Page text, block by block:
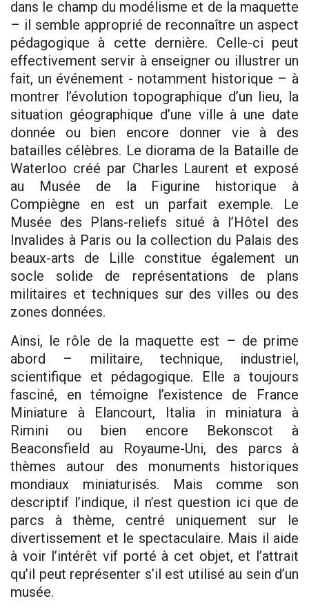
dans le champ du modélisme et de la maquette
– il semble approprié de reconnaître un aspect
pédagogique à cette dernière. Celle-ci peut
effectivement servir à enseigner ou illustrer un
fait, un événement - notamment historique – à
montrer l’évolution topographique d’un lieu, la
situation géographique d’une ville à une date
donnée ou bien encore donner vie à des
batailles célèbres. Le diorama de la Bataille de
Waterloo créé par Charles Laurent et exposé
au Musée de la Figurine historique à
Compiègne en est un parfait exemple. Le
Musée des Plans-reliefs situé à l’Hôtel des
Invalides à Paris ou la collection du Palais des
beaux-arts de Lille constitue également un
socle solide de représentations de plans
militaires et techniques sur des villes ou des
zones données.
Ainsi, le rôle de la maquette est – de prime
abord – militaire, technique, industriel,
scientifique et pédagogique. Elle a toujours
fasciné, en témoigne l’existence de France
Miniature à Elancourt, Italia in miniatura à
Rimini ou bien encore Bekonscot à
Beaconsfield au Royaume-Uni, des parcs à
thèmes autour des monuments historiques
mondiaux miniaturisés. Mais comme son
descriptif l’indique, il n’est question ici que de
parcs à thème, centré uniquement sur le
divertissement et le spectaculaire. Mais il aide
à voir l’intérêt vif porté à cet objet, et l’attrait
qu’il peut représenter s’il est utilisé au sein d’un
musée.